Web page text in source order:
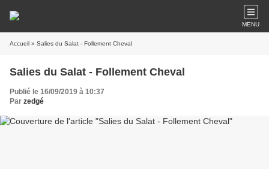
MENU
Accueil » Salies du Salat - Follement Cheval
Salies du Salat - Follement Cheval
Publié le 16/09/2019 à 10:37
Par zedgé